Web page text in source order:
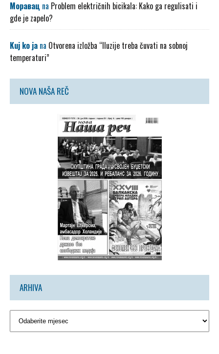
Моравац na Problem električnih bicikala: Kako ga regulisati i
gde je zapelo?
Kuj ko ja na Otvorena izložba “Iluzije treba čuvati na sobnoj
temperaturi”
NOVA NAŠA REČ
ARHIVA